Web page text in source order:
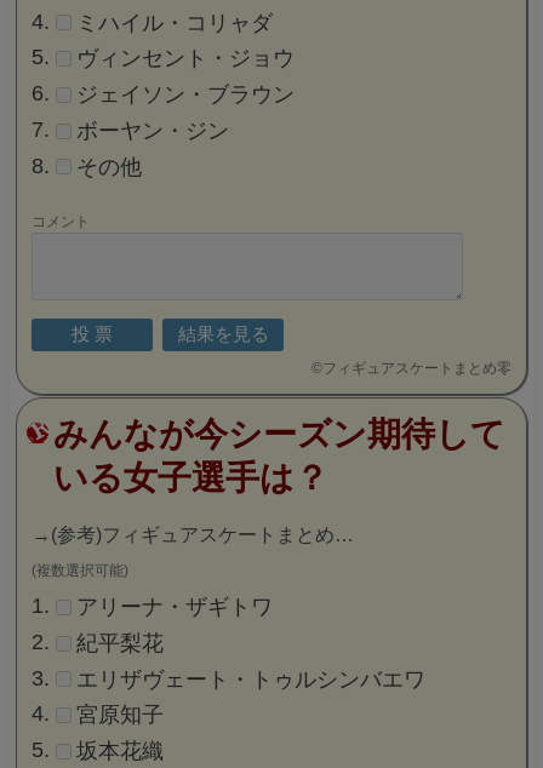
ミハイル・コリャダ
ヴィンセント・ジョウ
ジェイソン・ブラウン
ボーヤン・ジン
その他
コメント
©フィギュアスケートまとめ零
みんなが今シーズン期待して
いる女子選手は？
→ (参考)フィギュアスケートまとめ…
(複数選択可能)
アリーナ・ザギトワ
紀平梨花
エリザヴェート・トゥルシンバエワ
宮原知子
坂本花織